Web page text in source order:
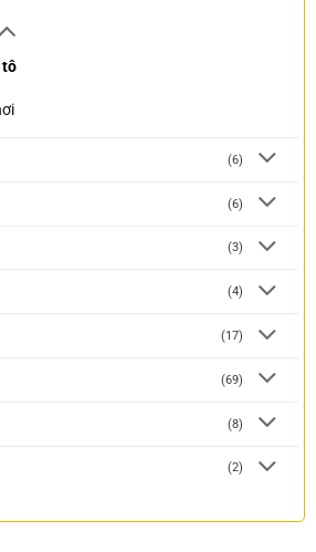
(6)
(6)
(3)
(4)
(17)
(69)
(8)
(2)